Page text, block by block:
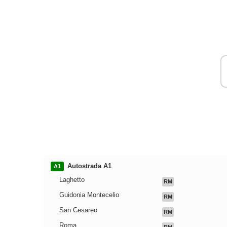
A1
Autostrada A1
Laghetto
RM
Guidonia Montecelio RM
San Cesareo RM
Roma